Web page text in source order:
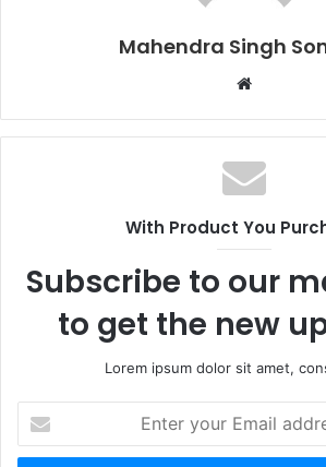
Mahendra Singh
Website
With Product You
Subscribe to our
to get the new
Lorem ipsum dolor sit amet,
your
Email